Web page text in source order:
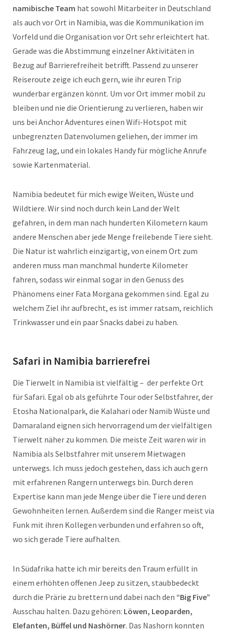
namibische Team hat sowohl Mitarbeiter in Deutschland
als auch vor Ort in Namibia, was die Kommunikation im
Vorfeld und die Organisation vor Ort sehr erleichtert hat.
Gerade was die Abstimmung einzelner Aktivitäten in
Bezug auf Barrierefreiheit betrifft. Passend zu unserer
Reiseroute zeige ich euch gern, wie ihr euren Trip
wunderbar ergänzen könnt. Um vor Ort immer mobil zu
bleiben und nie die Orientierung zu verlieren, haben wir
uns bei Anchor Adventures einen Wifi-Hotspot mit
unbegrenzten Datenvolumen geliehen, der immer im
Fahrzeug lag, und ein lokales Handy für mögliche Anrufe
sowie Kartenmaterial.
Namibia bedeutet für mich ewige Weiten, Wüste und
Wildtiere. Wir sind noch durch kein Land der Welt
gefahren, in dem man nach hunderten Kilometern kaum
andere Menschen aber jede Menge freilebende Tiere sieht.
Die Natur ist wahrlich einzigartig, von einem Ort zum
anderen muss man manchmal hunderte Kilometer
fahren, sodass wir einmal sogar in den Genuss des
Phänomens einer Fata Morgana gekommen sind. Egal zu
welchem Ziel ihr aufbrecht, es ist immer ratsam, reichlich
Trinkwasser und ein paar Snacks dabei zu haben.
Safari in Namibia barrierefrei
Die Tierwelt in Namibia ist vielfältig – der perfekte Ort
für Safari. Egal ob als geführte Tour oder Selbstfahrer, der
Etosha Nationalpark, die Kalahari oder Namib Wüste und
Damaraland eignen sich hervorragend um der vielfältigen
Tierwelt näher zu kommen. Die meiste Zeit waren wir in
Namibia als Selbstfahrer mit unserem Mietwagen
unterwegs. Ich muss jedoch gestehen, dass ich auch gern
mit erfahrenen Rangern unterwegs bin. Durch deren
Expertise kann man jede Menge über die Tiere und deren
Gewohnheiten lernen. Außerdem sind die Ranger meist via
Funk mit ihren Kollegen verbunden und erfahren so oft,
wo sich gerade Tiere aufhalten.
In Südafrika hatte ich mir bereits den Traum erfüllt in
einem erhöhten offenen Jeep zu sitzen, staubbedeckt
durch die Prärie zu brettern und dabei nach den “Big Five”
Ausschau halten. Dazu gehören: Löwen, Leoparden,
Elefanten, Büffel und Nashörner. Das Nashorn konnten